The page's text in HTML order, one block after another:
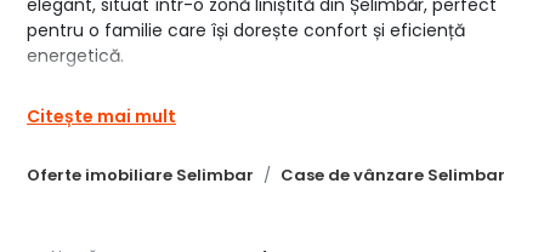
Oferte imobiliare Selimbar Case de vânzare Selimbar
pentru o familie care își dorește confort și eficiență
energetică.
baie proprie, oferind intimitate și confort
Citește mai mult